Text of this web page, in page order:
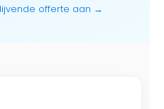
offerte aan →